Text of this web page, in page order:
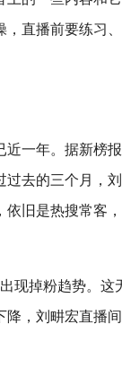
直播前要练习
一年。据新榜
过去的三个月，
旧是热搜常客
现掉粉趋势。
，刘畊宏直播